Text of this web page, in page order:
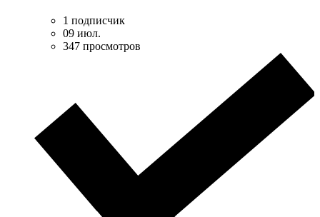
1 подписчик
09 июл.
347 просмотров